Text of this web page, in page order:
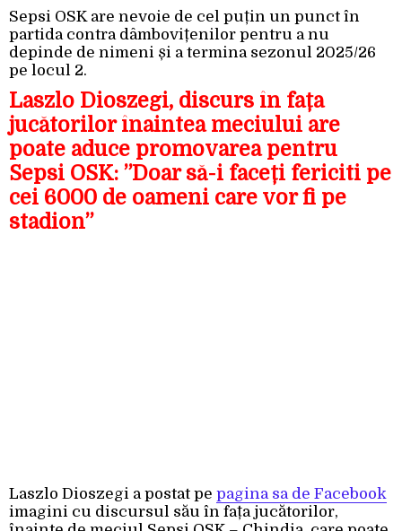
Sepsi OSK are nevoie de cel puțin un punct în
partida contra dâmbovițenilor pentru a nu
depinde de nimeni și a termina sezonul 2025/26
pe locul 2.
Laszlo Dioszegi, discurs în fața
jucătorilor înaintea meciului are
poate aduce promovarea pentru
Sepsi OSK: ”Doar să-i faceți fericiti pe
cei 6000 de oameni care vor fi pe
stadion”
Laszlo Dioszegi a postat pe pagina sa de Facebook
imagini cu discursul său în fața jucătorilor,